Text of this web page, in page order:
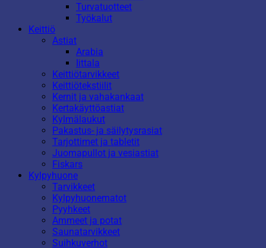
Turvatuotteet
Työkalut
Keittiö
Astiat
Arabia
Iittala
Keittiötarvikkeet
Keittiötekstiilit
Kernit ja vahakankaat
Kertakäyttöastiat
Kylmälaukut
Pakastus- ja säilytysrasiat
Tarjottimet ja tabletit
Juomapullot ja vesiastiat
Fiskars
Kylpyhuone
Tarvikkeet
Kylpyhuonematot
Pyyhkeet
Ammeet ja potat
Saunatarvikkeet
Suihkuverhot